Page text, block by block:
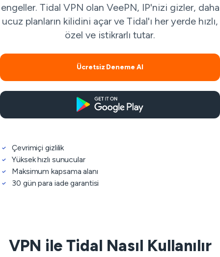
engeller. Tidal VPN olan VeePN, IP'nizi gizler, daha
ucuz planların kilidini açar ve Tidal'ı her yerde hızlı,
özel ve istikrarlı tutar.
Ücretsiz Deneme Al
Çevrimiçi gizlilik
Yüksek hızlı sunucular
Maksimum kapsama alanı
30 gün para iade garantisi
VPN ile Tidal Nasıl Kullanılır